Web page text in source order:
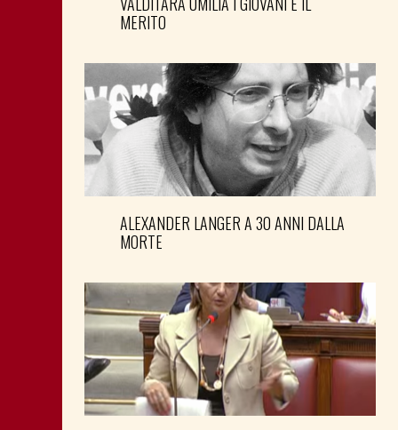
MERITO
ALEXANDER LANGER A 30 ANNI DALLA
MORTE